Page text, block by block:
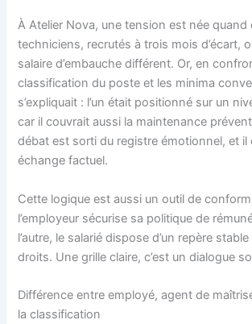
À Atelier Nova, une tension est née quand
techniciens, recrutés à trois mois d’écart,
salaire d’embauche différent. Or, en
classification du poste et les minima
s’expliquait : l’un était positionné sur un
car il couvrait aussi la maintenance
débat est sorti du registre émotionnel, et il
échange factuel.
Cette logique est aussi un outil de
l’employeur sécurise sa politique de
l’autre, le salarié dispose d’un repère
droits. Une grille claire, c’est un dialogue
Différence entre employé, agent de
la classification